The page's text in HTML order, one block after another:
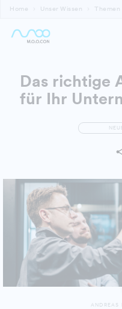
Home Unser Wissen Themen
Das richtige
für Ihr
ANDREAS